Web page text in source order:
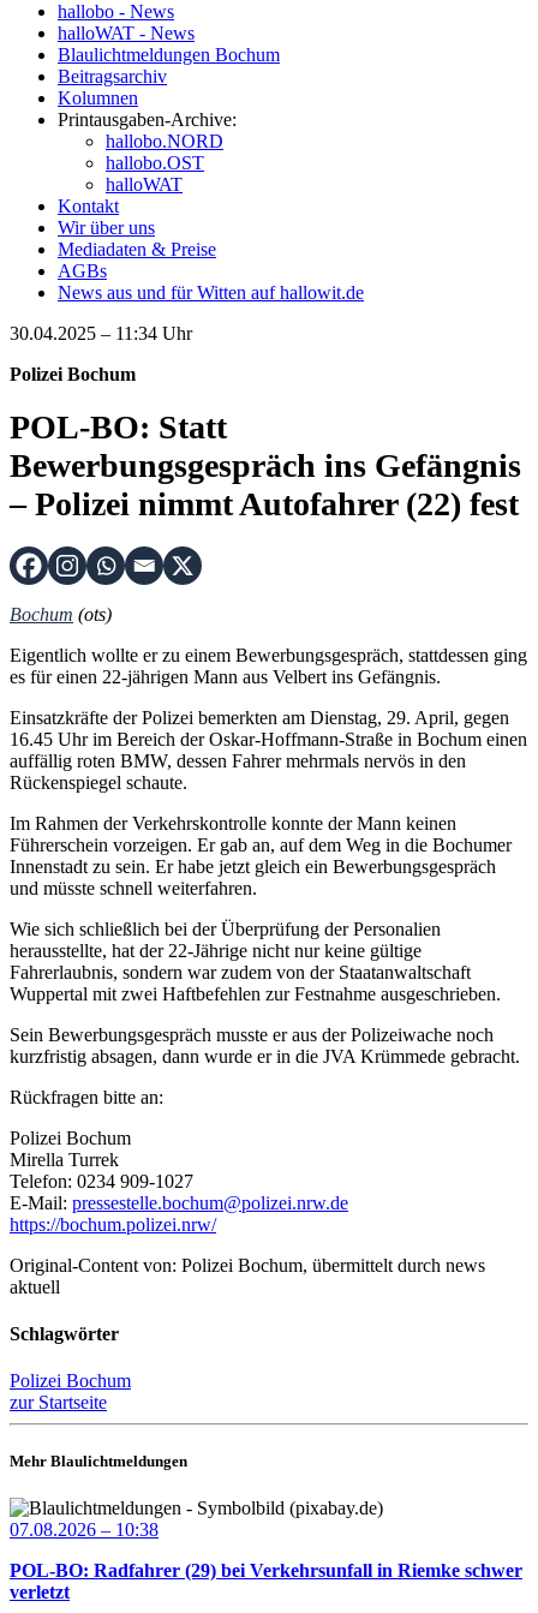
hallobo - News
halloWAT - News
Blaulichtmeldungen Bochum
Beitragsarchiv
Kolumnen
Printausgaben-Archive:
hallobo.NORD
hallobo.OST
halloWAT
Kontakt
Wir über uns
Mediadaten & Preise
AGBs
News aus und für Witten auf hallowit.de
30.04.2025 – 11:34 Uhr
Polizei Bochum
POL-BO: Statt
Bewerbungsgespräch ins Gefängnis
– Polizei nimmt Autofahrer (22) fest
Bochum (ots)
Eigentlich wollte er zu einem Bewerbungsgespräch, stattdessen ging
es für einen 22-jährigen Mann aus Velbert ins Gefängnis.
Einsatzkräfte der Polizei bemerkten am Dienstag, 29. April, gegen
16.45 Uhr im Bereich der Oskar-Hoffmann-Straße in Bochum einen
auffällig roten BMW, dessen Fahrer mehrmals nervös in den
Rückenspiegel schaute.
Im Rahmen der Verkehrskontrolle konnte der Mann keinen
Führerschein vorzeigen. Er gab an, auf dem Weg in die Bochumer
Innenstadt zu sein. Er habe jetzt gleich ein Bewerbungsgespräch
und müsste schnell weiterfahren.
Wie sich schließlich bei der Überprüfung der Personalien
herausstellte, hat der 22-Jährige nicht nur keine gültige
Fahrerlaubnis, sondern war zudem von der Staatanwaltschaft
Wuppertal mit zwei Haftbefehlen zur Festnahme ausgeschrieben.
Sein Bewerbungsgespräch musste er aus der Polizeiwache noch
kurzfristig absagen, dann wurde er in die JVA Krümmede gebracht.
Rückfragen bitte an:
Polizei Bochum
Mirella Turrek
Telefon: 0234 909-1027
E-Mail: pressestelle.bochum@polizei.nrw.de
https://bochum.polizei.nrw/
Original-Content von: Polizei Bochum, übermittelt durch news
aktuell
Schlagwörter
Polizei Bochum
zur Startseite
Mehr Blaulichtmeldungen
07.08.2026 – 10:38
POL-BO: Radfahrer (29) bei Verkehrsunfall in Riemke schwer
verletzt